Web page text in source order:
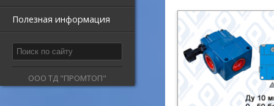
Полезная информация
ООО ТД "ПРОМТОП"